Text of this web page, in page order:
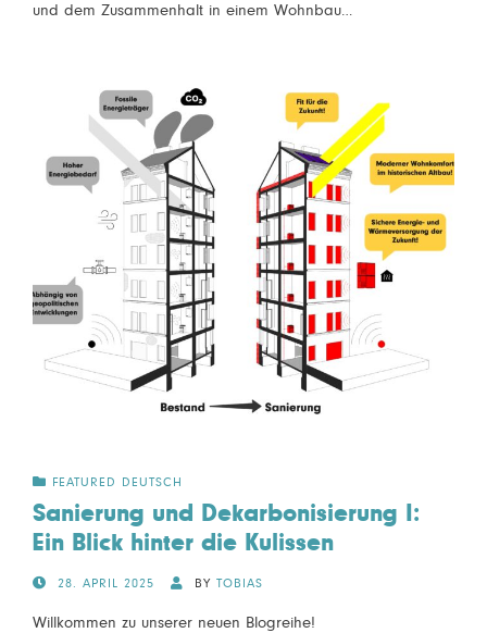
und dem Zusammenhalt in einem Wohnbau…
FEATURED DEUTSCH
Sanierung und Dekarbonisierung I:
Ein Blick hinter die Kulissen
POSTED28. APRIL 2025 BY TOBIAS
Willkommen zu unserer neuen Blogreihe!